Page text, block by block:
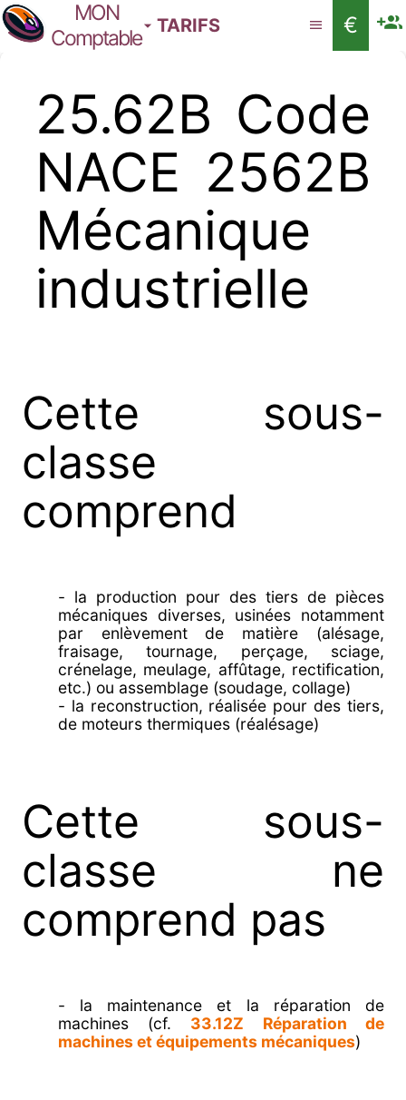
MON
Comptable
TARIFS €
25.62B Code
NACE 2562B
Mécanique
industrielle
Cette sous-
classe
comprend
- la production pour des tiers de pièces
mécaniques diverses, usinées notamment
par enlèvement de matière (alésage,
fraisage, tournage, perçage, sciage,
crénelage, meulage, affûtage, rectification,
etc.) ou assemblage (soudage, collage)
- la reconstruction, réalisée pour des tiers,
de moteurs thermiques (réalésage)
Cette sous-
classe ne
comprend pas
- la maintenance et la réparation de
machines (cf. 33.12Z Réparation de
machines et équipements mécaniques)